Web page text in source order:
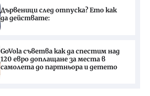
Дървеници след отпуска? Ето как
да действате:
GoVola съветва как да спестим над
120 евро доплащане за места в
самолета до партньора и детето